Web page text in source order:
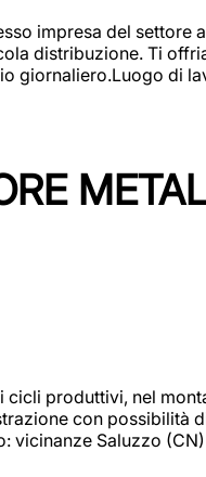
impresa del
distribuzione. Ti
giornaliero.Luogo di
produttivi, nel
con
vicinanze Saluzzo (CN)